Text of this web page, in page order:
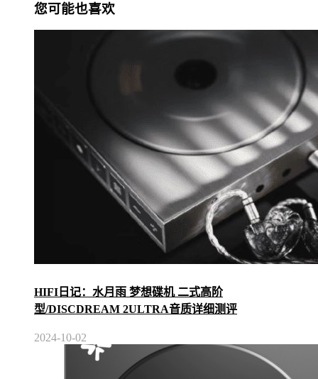
您可能也喜欢
HIFI日记：水月雨 梦想碟机 二式高阶
型/DISCDREAM 2ULTRA音质详细测评
2024-10-02